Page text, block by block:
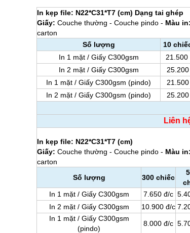
In kẹp file: N22*C31*T7 (cm) Dạng tai ghép
Giấy: Couche thường - Couche pindo - Màu in:
carton
Số lượng
10
In 1 mặt / Giấy C300gsm
21.500
In 2 mặt / Giấy C300gsm
25.200
In 1 mặt / Giấy C300gsm (pindo)
21.500
In 2 mặt / Giấy C300gsm (pindo)
25.200
Liên
In kẹp file: N22*C31*T7 (cm)
Giấy: Couche thường - Couche pindo - Màu in:
carton
Số lượng
300 chiếc
In 1 mặt / Giấy C300gsm 7.650 đ/c
In 2 mặt / Giấy C300gsm
10.900 đ/c
In 1 mặt / Giấy C300gsm
(pindo)
8.000 đ/c